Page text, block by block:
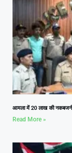
आमला में 20 लाख की नकबजनी
Read More »